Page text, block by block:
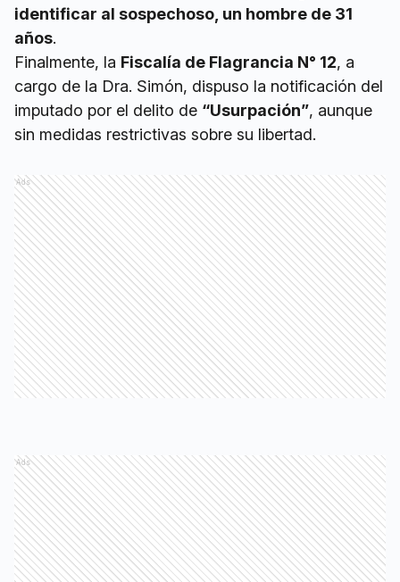
identificar al sospechoso, un hombre de 31
años.
Finalmente, la Fiscalía de Flagrancia N° 12, a
cargo de la Dra. Simón, dispuso la notificación del
imputado por el delito de “Usurpación”, aunque
sin medidas restrictivas sobre su libertad.
Ads
Ads